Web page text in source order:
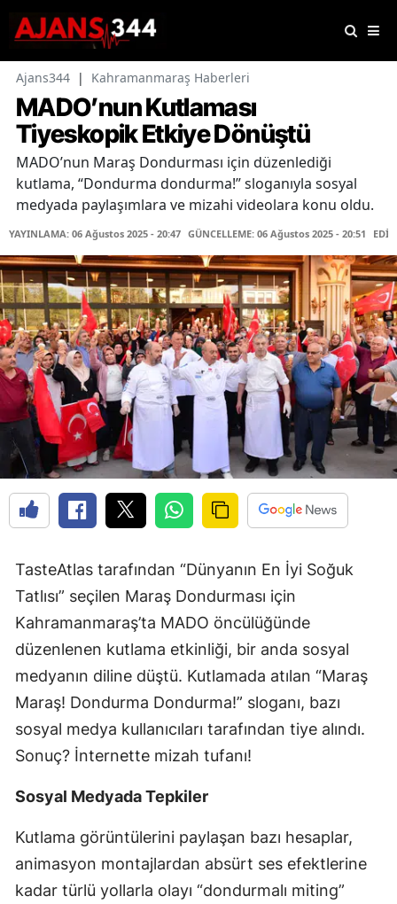
Ajans344 | Kahramanmaraş Haberleri
MADO’nun Kutlaması
Tiyeskopik Etkiye Dönüştü
MADO’nun Maraş Dondurması için düzenlediği
kutlama, “Dondurma dondurma!” sloganıyla sosyal
medyada paylaşımlara ve mizahi videolara konu oldu.
YAYINLAMA: 06 Ağustos 2025 - 20:47 GÜNCELLEME: 06 Ağustos 2025 - 20:51
TasteAtlas tarafından “Dünyanın En İyi Soğuk
Tatlısı” seçilen Maraş Dondurması için
Kahramanmaraş’ta MADO öncülüğünde
düzenlenen kutlama etkinliği, bir anda sosyal
medyanın diline düştü. Kutlamada atılan “Maraş
Maraş! Dondurma Dondurma!” sloganı, bazı
sosyal medya kullanıcıları tarafından tiye alındı.
Sonuç? İnternette mizah tufanı!
Sosyal Medyada Tepkiler
Kutlama görüntülerini paylaşan bazı hesaplar,
animasyon montajlardan absürt ses efektlerine
kadar türlü yollarla olayı “dondurmalı miting”